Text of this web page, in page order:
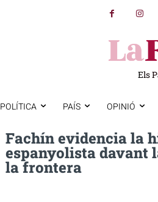
Els
POLÍTICA PAÍS OPINIÓ
Fachín evidencia la
espanyolista davant
la frontera